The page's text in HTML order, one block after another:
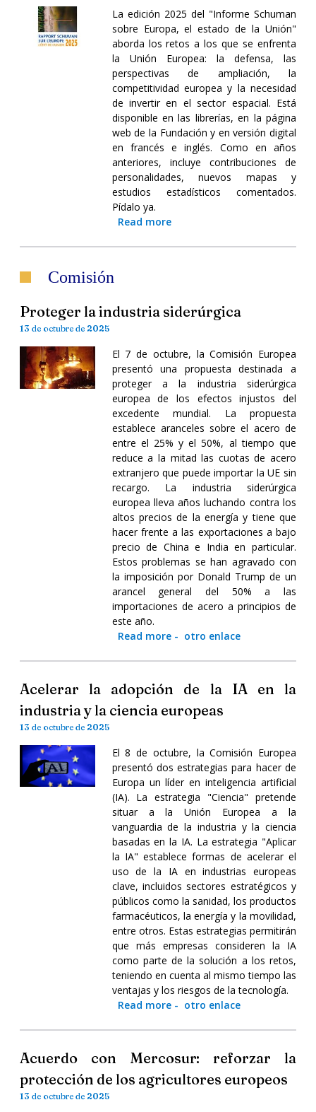
La edición 2025 del "Informe Schuman
sobre Europa, el estado de la Unión"
aborda los retos a los que se enfrenta
la Unión Europea: la defensa, las
perspectivas de ampliación, la
competitividad europea y la necesidad
de invertir en el sector espacial. Está
disponible en las librerías, en la página
web de la Fundación y en versión digital
en francés e inglés. Como en años
anteriores, incluye contribuciones de
personalidades, nuevos mapas y
estudios estadísticos comentados.
Pídalo ya.
Read more
Comisión
Proteger la industria siderúrgica
13 de octubre de 2025
El 7 de octubre, la Comisión Europea
presentó una propuesta destinada a
proteger a la industria siderúrgica
europea de los efectos injustos del
excedente mundial. La propuesta
establece aranceles sobre el acero de
entre el 25% y el 50%, al tiempo que
reduce a la mitad las cuotas de acero
extranjero que puede importar la UE sin
recargo. La industria siderúrgica
europea lleva años luchando contra los
altos precios de la energía y tiene que
hacer frente a las exportaciones a bajo
precio de China e India en particular.
Estos problemas se han agravado con
la imposición por Donald Trump de un
arancel general del 50% a las
importaciones de acero a principios de
este año.
Read more- otro enlace
Acelerar la adopción de la IA en la
industria y la ciencia europeas
13 de octubre de 2025
El 8 de octubre, la Comisión Europea
presentó dos estrategias para hacer de
Europa un líder en inteligencia artificial
(IA). La estrategia "Ciencia" pretende
situar a la Unión Europea a la
vanguardia de la industria y la ciencia
basadas en la IA. La estrategia "Aplicar
la IA" establece formas de acelerar el
uso de la IA en industrias europeas
clave, incluidos sectores estratégicos y
públicos como la sanidad, los productos
farmacéuticos, la energía y la movilidad,
entre otros. Estas estrategias permitirán
que más empresas consideren la IA
como parte de la solución a los retos,
teniendo en cuenta al mismo tiempo las
ventajas y los riesgos de la tecnología.
Read more- otro enlace
Acuerdo con Mercosur: reforzar la
protección de los agricultores europeos
13 de octubre de 2025